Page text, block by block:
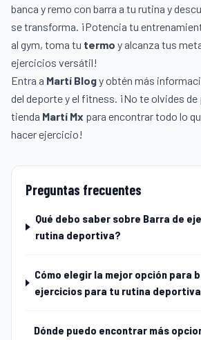
banca y remo con barra a tu rutina y
se transforma. ¡Potencia tu
al gym, toma tu termo y alcanza tus
ejercicios versátil!
Entra a Martí Blogy obtén más
del deporte y el fitness. ¡No te olvides de
tienda Martí Mx para encontrar todo lo
hacer ejercicio!
Preguntas frecuentes
Qué debo saber sobre Barra de
rutina deportiva?
Cómo elegir la mejor opción para
ejercicios para tu rutina
Dónde puedo encontrar más